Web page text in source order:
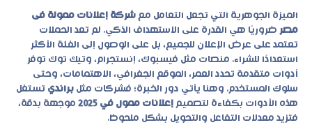
الميزة الجوهرية التي تجعل التعامل مع شركة إعلانات ممولة فى
مصر ضروريًا هي القدرة على الاستهداف الذكي. لم تعد الحملات
تعتمد على عرض الإعلان للجميع، بل على الوصول إلى الفئة الأكثر
استعدادًا للشراء. منصات مثل فيسبوك، إنستجرام، وتيك توك توفر
أدوات متقدمة تحدد العمر، الموقع الجغرافي، الاهتمامات، وحتى
سلوك المستخدم. وهنا يأتي دور الخبرة؛ فشركات مثل براندي تستغل
هذه الأدوات بكفاءة لتصميم إعلانات ممول في 2025
موجهة بدقة،
فتزيد معدلات التفاعل والتحويل بشكل ملحوظ.